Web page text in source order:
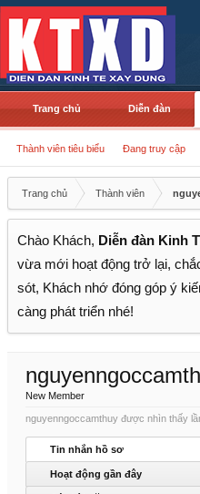
Trang chủ Diễn đàn
Thành viên tiêu biểu Đang truy cập
Trang chủ Thành viên
Chào Khách, Diễn đàn Kinh
vừa mới hoạt động trở lại,
sót, Khách nhớ đóng góp ý
càng phát triển nhé!
New Member
nguyenngoccamthuy được nhìn thấy
Tin nhắn hồ sơ
Hoạt động gần đây